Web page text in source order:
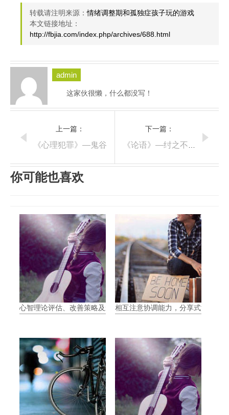
转载请注明来源：情绪调整期和孤独症孩子玩的游戏
本文链接地址：
http://fbjia.com/index.php/archives/688.html
admin
这家伙很懒，什么都没写！
上一篇：
《心理犯罪》—鬼谷
下一篇：
你可能也喜欢
心智理论评估、改善策略及影响相互注意协调能力，分享式注意力